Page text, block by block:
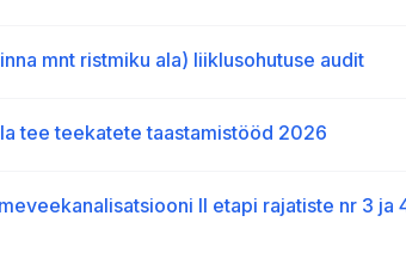
mnt ristmiku ala) liiklusohutuse audit
tee teekatete taastamistööd 2026
II etapi rajatiste nr 3 ja